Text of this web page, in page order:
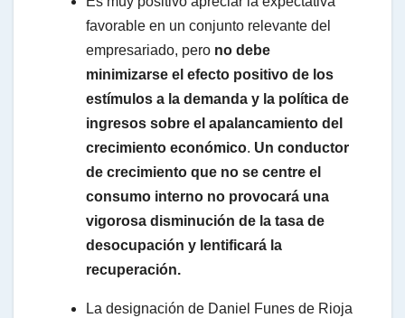
favorable en un conjunto relevante del
empresariado, pero no debe
minimizarse el efecto positivo de los
estímulos a la demanda y la política de
ingresos sobre el apalancamiento del
crecimiento económico. Un conductor
de crecimiento que no se centre el
consumo interno no provocará una
vigorosa disminución de la tasa de
desocupación y lentificará la
recuperación.
La designación de Daniel Funes de Rioja